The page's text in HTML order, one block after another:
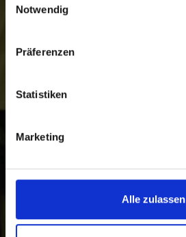
Notwendig
Präferenzen
Statistiken
Marketing
Alle zulassen